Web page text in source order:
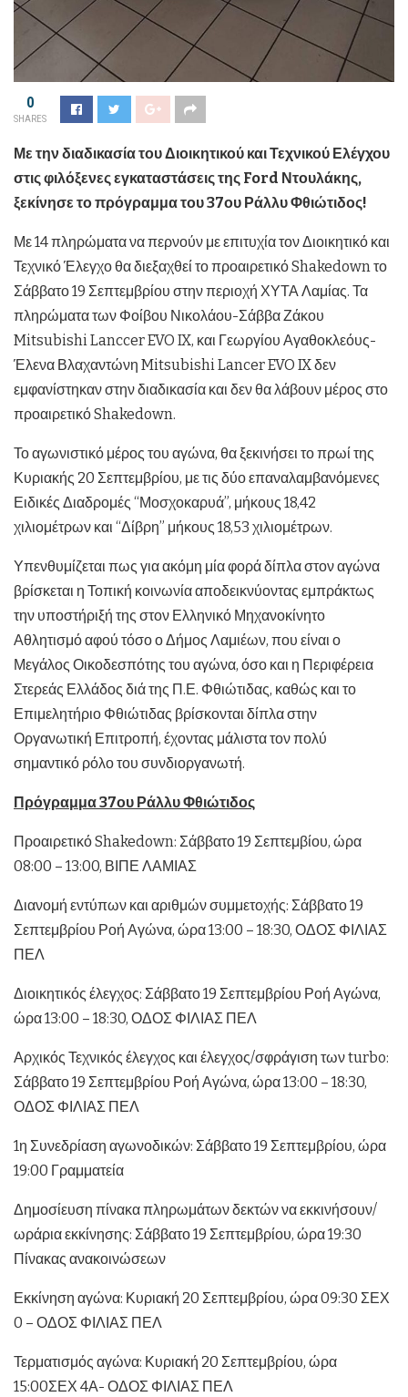
0
SHARES
Με την διαδικασία του Διοικητικού και Τεχνικού Ελέγχου
στις φιλόξενες εγκαταστάσεις της Ford Ντουλάκης,
ξεκίνησε το πρόγραμμα του 37ου Ράλλυ Φθιώτιδος!
Με 14 πληρώματα να περνούν με επιτυχία τον Διοικητικό και
Τεχνικό Έλεγχο θα διεξαχθεί το προαιρετικό Shakedown το
Σάββατο 19 Σεπτεμβρίου στην περιοχή ΧΥΤΑ Λαμίας. Τα
πληρώματα των Φοίβου Νικολάου-Σάββα Ζάκου
Mitsubishi Lanccer EVO IX, και Γεωργίου Αγαθοκλεόυς-
Έλενα Βλαχαντώνη Mitsubishi Lancer EVO IX δεν
εμφανίστηκαν στην διαδικασία και δεν θα λάβουν μέρος στο
προαιρετικό Shakedown.
Το αγωνιστικό μέρος του αγώνα, θα ξεκινήσει το πρωί της
Κυριακής 20 Σεπτεμβρίου, με τις δύο επαναλαμβανόμενες
Ειδικές Διαδρομές “Μοσχοκαρυά”, μήκους 18,42
χιλιομέτρων και “Δίβρη” μήκους 18,53 χιλιομέτρων.
Υπενθυμίζεται πως για ακόμη μία φορά δίπλα στον αγώνα
βρίσκεται η Τοπική κοινωνία αποδεικνύοντας εμπράκτως
την υποστήριξή της στον Ελληνικό Μηχανοκίνητο
Αθλητισμό αφού τόσο ο Δήμος Λαμιέων, που είναι ο
Μεγάλος Οικοδεσπότης του αγώνα, όσο και η Περιφέρεια
Στερεάς Ελλάδος διά της Π.Ε. Φθιώτιδας, καθώς και το
Επιμελητήριο Φθιώτιδας βρίσκονται δίπλα στην
Οργανωτική Επιτροπή, έχοντας μάλιστα τον πολύ
σημαντικό ρόλο του συνδιοργανωτή.
Πρόγραμμα 37ου Ράλλυ Φθιώτιδος
Προαιρετικό Shakedown: Σάββατο 19 Σεπτεμβίου, ώρα
08:00 – 13:00, ΒΙΠΕ ΛΑΜΙΑΣ
Διανομή εντύπων και αριθμών συμμετοχής: Σάββατο 19
Σεπτεμβρίου Ροή Αγώνα, ώρα 13:00 – 18:30, ΟΔΟΣ ΦΙΛΙΑΣ
ΠΕΛ
Διοικητικός έλεγχος: Σάββατο 19 Σεπτεμβρίου Ροή Αγώνα,
ώρα 13:00 – 18:30, ΟΔΟΣ ΦΙΛΙΑΣ ΠΕΛ
Αρχικός Τεχνικός έλεγχος και έλεγχος/σφράγιση των turbo:
Σάββατο 19 Σεπτεμβρίου Ροή Αγώνα, ώρα 13:00 – 18:30,
ΟΔΟΣ ΦΙΛΙΑΣ ΠΕΛ
1η Συνεδρίαση αγωνοδικών: Σάββατο 19 Σεπτεμβρίου, ώρα
19:00 Γραμματεία
Δημοσίευση πίνακα πληρωμάτων δεκτών να εκκινήσουν/
ωράρια εκκίνησης: Σάββατο 19 Σεπτεμβρίου, ώρα 19:30
Πίνακας ανακοινώσεων
Εκκίνηση αγώνα: Κυριακή 20 Σεπτεμβρίου, ώρα 09:30 ΣΕΧ
0 – ΟΔΟΣ ΦΙΛΙΑΣ ΠΕΛ
Τερματισμός αγώνα: Κυριακή 20 Σεπτεμβρίου, ώρα
15:00ΣΕΧ 4Α- ΟΔΟΣ ΦΙΛΙΑΣ ΠΕΛ